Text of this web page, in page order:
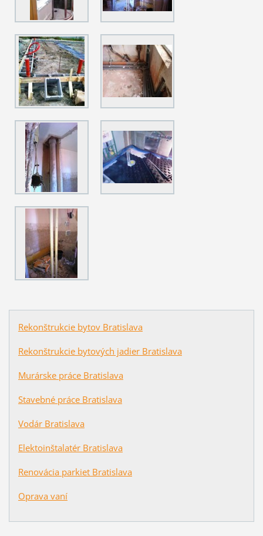
Rekonštrukcie bytov Bratislava
Rekonštrukcie bytových jadier Bratislava
Murárske práce Bratislava
Stavebné práce Bratislava
Vodár Bratislava
Elektoinštalatér Bratislava
Renovácia parkiet Bratislava
Oprava vaní